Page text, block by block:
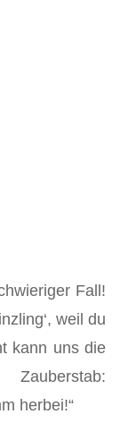
Fall!
weil du
kann uns die
Zauberstab:
herbei!“